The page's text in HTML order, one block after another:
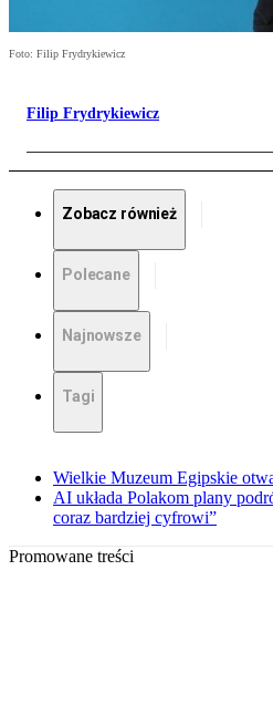
Foto: Filip Frydrykiewicz
Filip Frydrykiewicz
Zobacz również
Polecane
Najnowsze
Tagi
Wielkie Muzeum Egipskie
AI układa Polakom plany
coraz bardziej cyfrowi”
Promowane treści